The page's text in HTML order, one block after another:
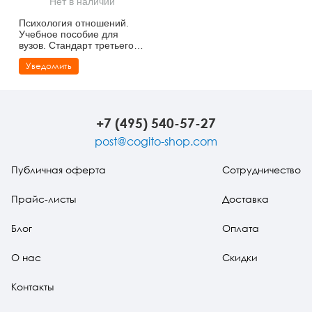
Сказкотерапия
Другие направления психотерапии
Психофизиология
Социальная психология
Учебная литература
Классический и юнгианский психоанализ
Психология отношений.
Учебное пособие для
вузов. Стандарт третьего
поколения
Уведомить
+7 (495) 540-57-27
post@cogito-shop.com
Публичная оферта
Прайс-листы
Блог
О нас
Контакты
Сотрудничество
Доставка
Оплата
Скидки